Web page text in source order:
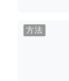
方法